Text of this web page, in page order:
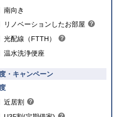
南向き
リノベーションしたお部屋 ？
光配線（FTTH） ？
ーネット対応について
温水洗浄便座
・キャンペーン
近居割
？
ら
35歳以下の方限定
こちら
あり】満18歳未満のお子様を
はご妊娠されている方限定
こちら
帯や新婚世帯